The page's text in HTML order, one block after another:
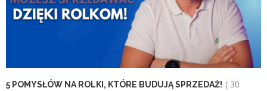
5 POMYSŁÓW NA ROLKI, KTÓRE BUDUJĄ SPRZEDAŻ! ( 30